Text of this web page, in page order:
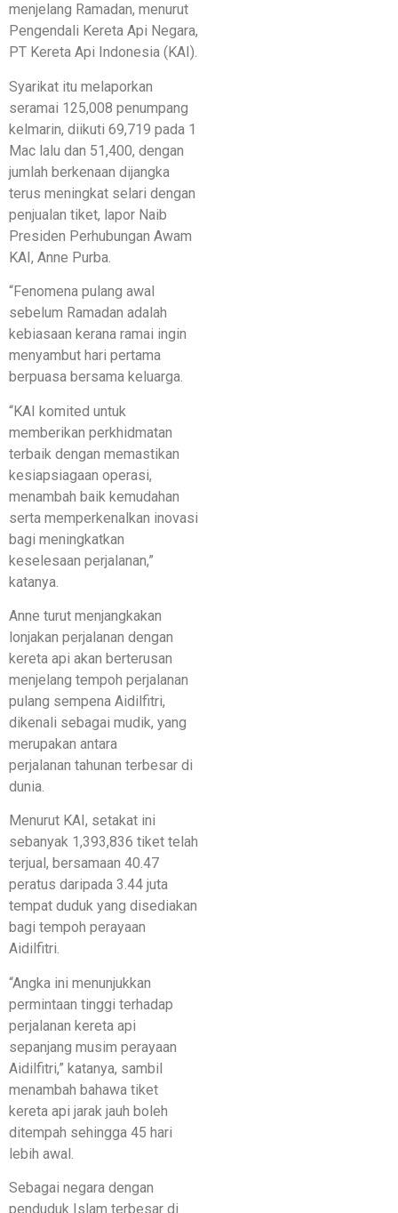
menjelang Ramadan, menurut
Pengendali Kereta Api Negara,
PT Kereta Api Indonesia (KAI).
Syarikat itu melaporkan
seramai 125,008 penumpang
kelmarin, diikuti 69,719 pada 1
Mac lalu dan 51,400, dengan
jumlah berkenaan dijangka
terus meningkat selari dengan
penjualan tiket, lapor Naib
Presiden Perhubungan Awam
KAI, Anne Purba.
“Fenomena pulang awal
sebelum Ramadan adalah
kebiasaan kerana ramai ingin
menyambut hari pertama
berpuasa bersama keluarga.
“KAI komited untuk
memberikan perkhidmatan
terbaik dengan memastikan
kesiapsiagaan operasi,
menambah baik kemudahan
serta memperkenalkan inovasi
bagi meningkatkan
keselesaan perjalanan,”
katanya.
Anne turut menjangkakan
lonjakan perjalanan dengan
kereta api akan berterusan
menjelang tempoh perjalanan
pulang sempena Aidilfitri,
dikenali sebagai mudik, yang
merupakan antara
perjalanan tahunan terbesar di
dunia.
Menurut KAI, setakat ini
sebanyak 1,393,836 tiket telah
terjual, bersamaan 40.47
peratus daripada 3.44 juta
tempat duduk yang disediakan
bagi tempoh perayaan
Aidilfitri.
“Angka ini menunjukkan
permintaan tinggi terhadap
perjalanan kereta api
sepanjang musim perayaan
Aidilfitri,” katanya, sambil
menambah bahawa tiket
kereta api jarak jauh boleh
ditempah sehingga 45 hari
lebih awal.
Sebagai negara dengan
penduduk Islam terbesar di